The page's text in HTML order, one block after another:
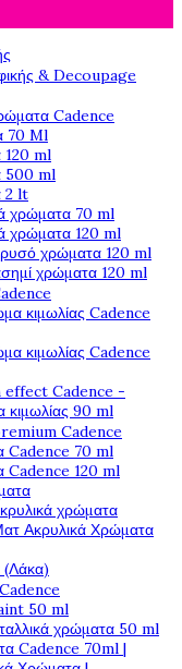
& Decoupage
Cadence
70 Ml
120 ml
500 ml
2 lt
χρώματα 70 ml
χρώματα 120 ml
χρώματα 120 ml
χρώματα 120 ml
κιμωλίας Cadence
κιμωλίας Cadence
effect Cadence -
κιμωλίας 90 ml
Cadence
Cadence 70 ml
Cadence 120 ml
χρώματα
Ακρυλικά Χρώματα
50 ml
χρώματα 50 ml
Cadence 70ml |